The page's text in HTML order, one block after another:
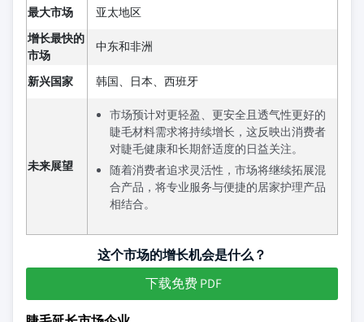
最大市场
亚太地区
增长最快的
市场
中东和非洲
新兴国家 韩国、日本、西班牙
未来展望
市场预计对更轻盈、更安全且透气性更好的
睫毛材料需求将持续增长，这反映出消费者
对睫毛健康和长期舒适度的日益关注。
随着消费者追求灵活性，市场将继续拓展混
合产品，将专业服务与便捷的居家护理产品
相结合。
这个市场的增长机会是什么？
下载免费 PDF